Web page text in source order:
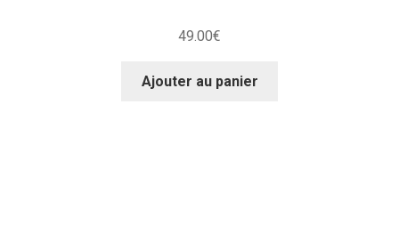
49.00€
Ajouter au panier